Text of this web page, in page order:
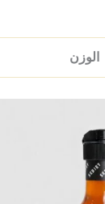
الوزن
هو:
180 EGP.